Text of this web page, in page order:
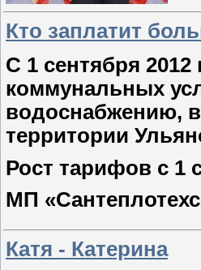
Кто заплатит
С 1 сентября
коммунальных
водоснабжению,
территории
Рост тарифов с 1
МП
Катя - Катерина